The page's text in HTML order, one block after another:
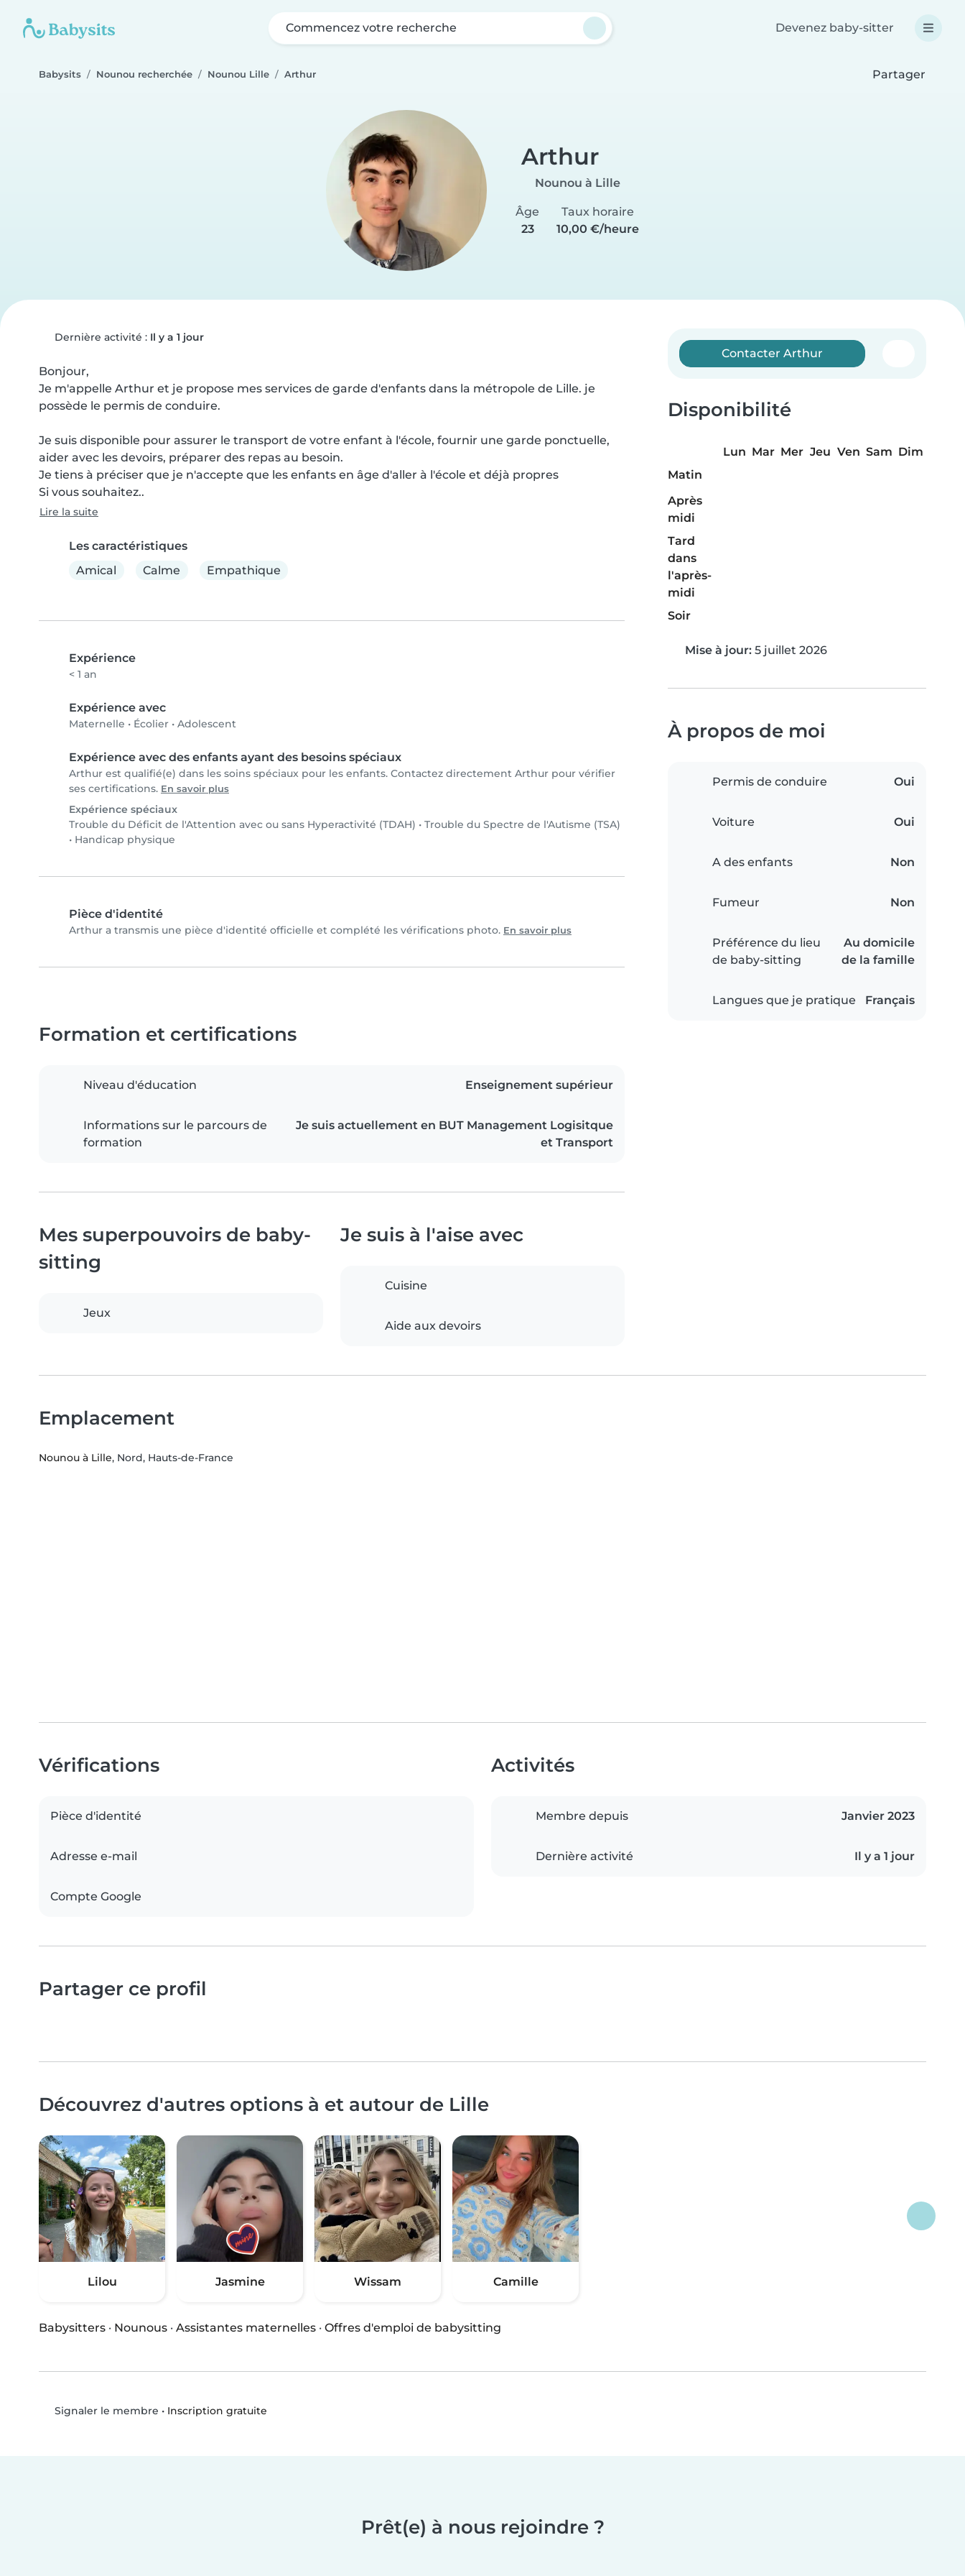
Commencez votre recherche Devenez baby-sitter
Babysits Nounou recherchée Nounou Lille Arthur Partager
Arthur
Nounou à Lille
Âge
23
Taux horaire
10,00 €/heure
Dernière activité : Il y a 1 jour
Bonjour,
Je m'appelle Arthur et je propose mes services de garde d'enfants dans la métropole de Lille. je
possède le permis de conduire.
Je suis disponible pour assurer le transport de votre enfant à l'école, fournir une garde ponctuelle,
aider avec les devoirs, préparer des repas au besoin.
Je tiens à préciser que je n'accepte que les enfants en âge d'aller à l'école et déjà propres
Si vous souhaitez..
Lire la suite
Les caractéristiques
Amical
Calme Empathique
Expérience
< 1 an
Expérience avec
Maternelle • Écolier • Adolescent
Expérience avec des enfants ayant des besoins spéciaux
Arthur est qualifié(e) dans les soins spéciaux pour les enfants. Contactez directement Arthur pour vérifier
ses certifications. En savoir plus
Expérience spéciaux
Trouble du Déficit de l'Attention avec ou sans Hyperactivité (TDAH) • Trouble du Spectre de l'Autisme (TSA)
• Handicap physique
Pièce d'identité
Arthur a transmis une pièce d'identité officielle et complété les vérifications photo. En savoir plus
Contacter Arthur
Disponibilité
Lun Mar Mer Jeu Ven Sam Dim
Matin
Après
midi
Tard
dans
l'après-
midi
Soir
Mise à jour: 5 juillet 2026
À propos de moi
Permis de conduire Oui
Voiture Oui
A des enfants Non
Fumeur Non
Préférence du lieu
de baby-sitting
Au domicile
de la famille
Langues que je pratique Français
Formation et certifications
Niveau d'éducation Enseignement supérieur
Informations sur le parcours de
formation
Je suis actuellement en BUT Management Logisitque
et Transport
Mes superpouvoirs de baby-
sitting
Jeux
Je suis à l'aise avec
Cuisine
Aide aux devoirs
Emplacement
Nounou à Lille, Nord, Hauts-de-France
Vérifications
Pièce d'identité
Adresse e-mail
Compte Google
Activités
Membre depuis Janvier 2023
Dernière activité Il y a 1 jour
Partager ce profil
Découvrez d'autres options à et autour de Lille
Lilou Jasmine Wissam Camille
Babysitters · Nounous · Assistantes maternelles · Offres d'emploi de babysitting
Signaler le membre • Inscription gratuite
Prêt(e) à nous rejoindre ?